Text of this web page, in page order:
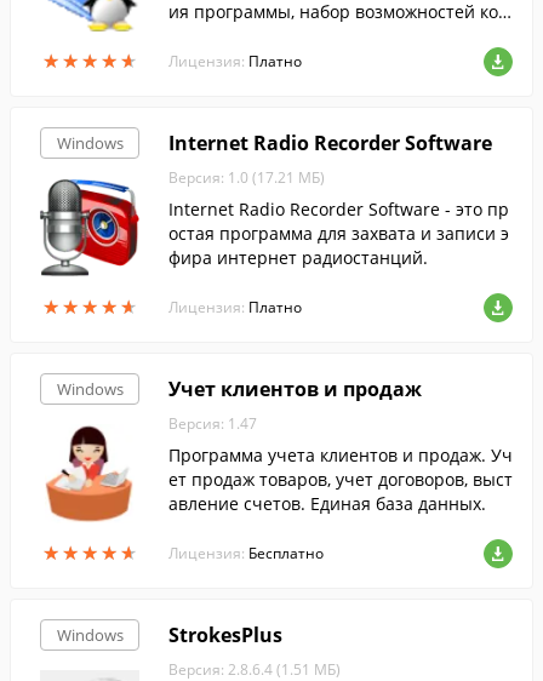
★★★★★
★★★★★
ия программы, набор возможностей кот
Лицензия: Платно
Windows
★★★★★
★★★★★
Internet Radio Recorder Software
Версия: 1.0 (17.21 МБ)
Internet Radio Recorder Software - это пр
остая программа для захвата и записи э
фира интернет радиостанций.
Лицензия: Платно
Windows
★★★★★
★★★★★
Учет клиентов и продаж
Версия: 1.47
Программа учета клиентов и продаж. Уч
ет продаж товаров, учет договоров, выст
авление счетов. Единая база данных.
Лицензия: Бесплатно
Windows StrokesPlus
Версия: 2.8.6.4 (1.51 МБ)